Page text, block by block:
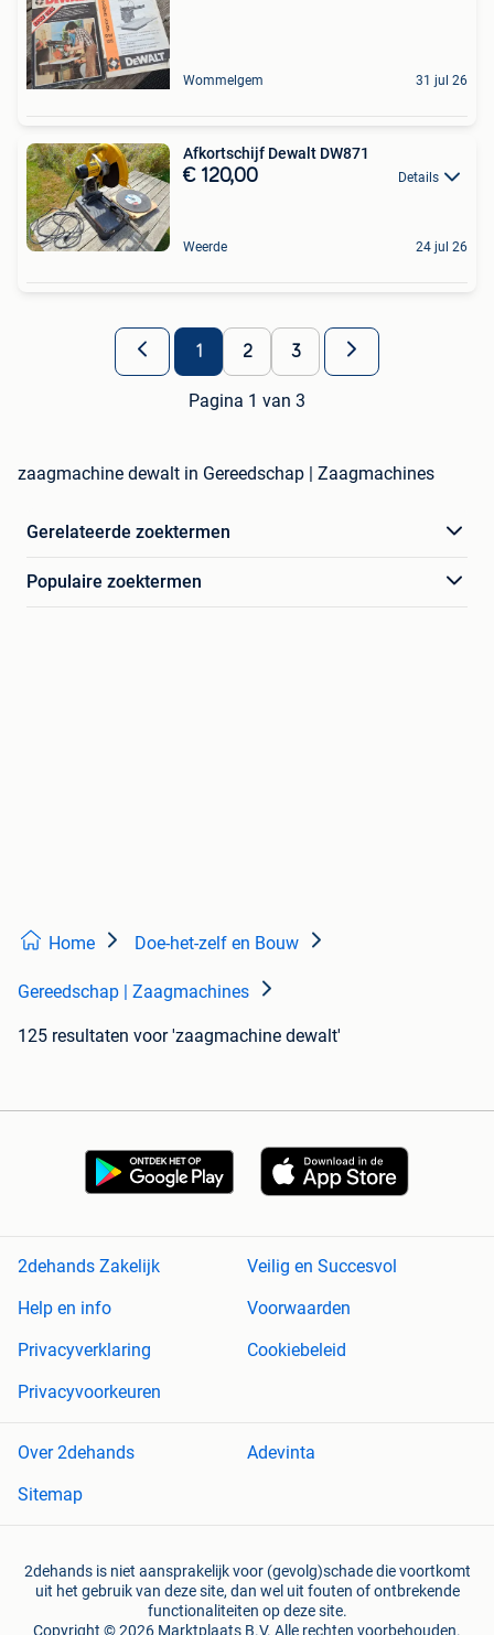
Wommelgem 31 jul 26
Afkortschijf Dewalt DW871
€ 120,00 Details
Weerde 24 jul 26
1 2 3
Pagina 1 van 3
zaagmachine dewalt in Gereedschap | Zaagmachines
Gerelateerde zoektermen
Populaire zoektermen
Home Doe-het-zelf en Bouw
Gereedschap | Zaagmachines
125 resultaten voor 'zaagmachine dewalt'
2dehands Zakelijk
Veilig en Succesvol
Help en info
Voorwaarden
Privacyverklaring
Cookiebeleid
Privacyvoorkeuren
Over 2dehands
Adevinta
Sitemap
2dehands is niet aansprakelijk voor (gevolg)schade die voortkomt
uit het gebruik van deze site, dan wel uit fouten of ontbrekende
functionaliteiten op deze site.
Copyright © 2026 Marktplaats B.V. Alle rechten voorbehouden.